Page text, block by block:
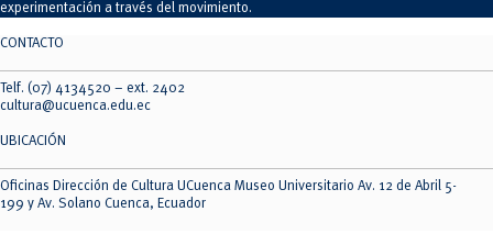
experimentación a través del movimiento.
CONTACTO
Telf. (07) 4134520 – ext. 2402
cultura@ucuenca.edu.ec
UBICACIÓN
Oficinas Dirección de Cultura UCuenca Museo Universitario Av. 12 de Abril 5-
199 y Av. Solano Cuenca, Ecuador